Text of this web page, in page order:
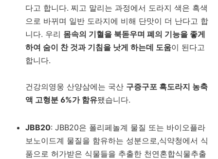
다고 합니다. 찌고 말리는 과정에서 도라지 색은 흑색
으로 바뀌며 일반 도라지에 비해 단맛이 더 난다고 합
니다. 우리 몸속의 기혈을 북돋우며 폐의 기능을 좋게
하여 숨이 찬 것과 기침을 낫게 하는데 도움이 된다고
합니다.
건강의영웅 산양삼에는 국산 구증구포 흑도라지 농축
액 고형분 6%가 함유됐습니다.
JBB20: JBB20은 폴리페놀계 물질 또는 바이오플라
보노이드계 물질을 함유하는 성분으로,식약청에서 식
품으로 허가받은 식물들을 추출한 천연혼합식물추출